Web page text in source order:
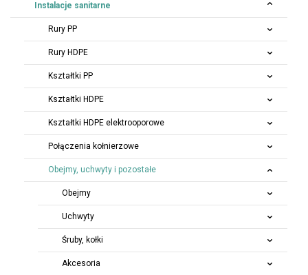
Instalacje sanitarne
Rury PP
Rury HDPE
Kształtki PP
Kształtki HDPE
Kształtki HDPE elektrooporowe
Połączenia kołnierzowe
Obejmy, uchwyty i pozostałe
Obejmy
Uchwyty
Śruby, kołki
Akcesoria